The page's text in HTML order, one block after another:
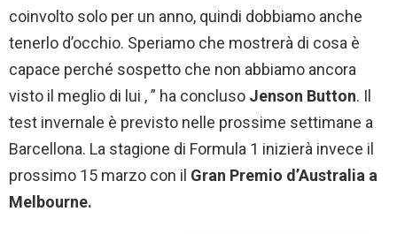
coinvolto solo per un anno, quindi dobbiamo anche
tenerlo d’occhio. Speriamo che mostrerà di cosa è
capace perché sospetto che non abbiamo ancora
visto il meglio di lui , ” ha concluso Jenson Button. Il
test invernale è previsto nelle prossime settimane a
Barcellona. La stagione di Formula 1 inizierà invece il
prossimo 15 marzo con il Gran Premio d’Australia a
Melbourne.